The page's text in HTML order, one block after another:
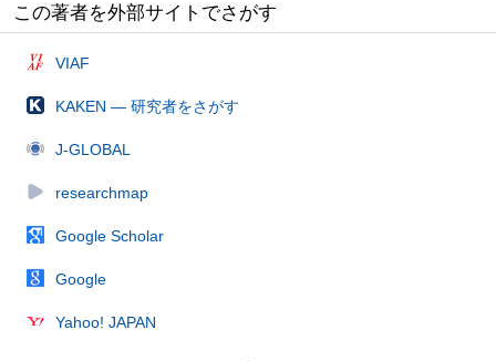
この著者を外部サイトでさがす
VIAF
KAKEN — 研究者をさがす
J-GLOBAL
researchmap
Google Scholar
Google
Yahoo! JAPAN